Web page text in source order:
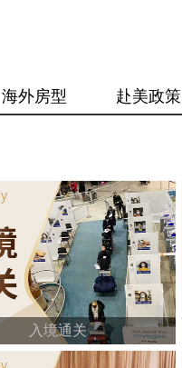
海外房型 赴美政策
入境通关